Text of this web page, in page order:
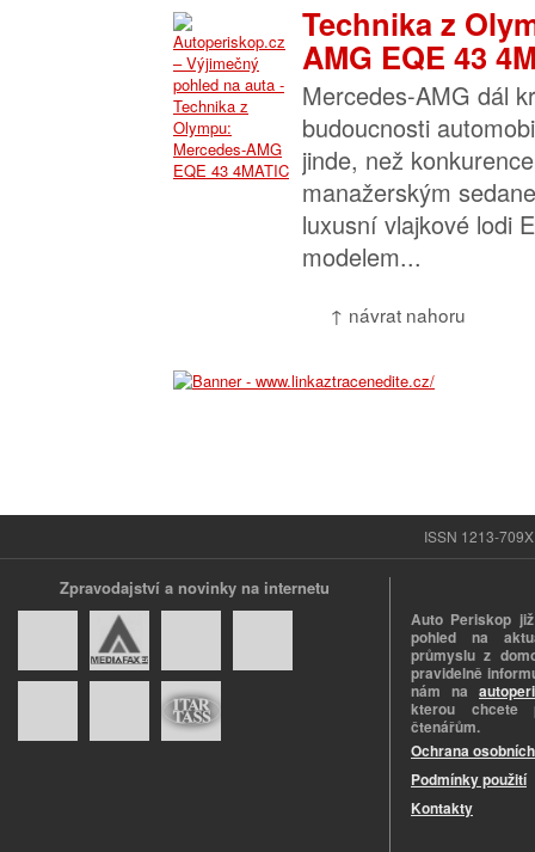
Technika z
AMG EQE 43
Mercedes-AMG dál
budoucnosti
jinde, než
manažerským
luxusní vlajkové lodi
modelem...
↑ návrat nahoru
ISSN 1213-
Zpravodajství a novinky na internetu
Auto Periskop
pohled na
průmyslu z
pravidelně
nám na
kterou chcete
čtenářům.
Ochrana
Podmínky použití
Kontakty